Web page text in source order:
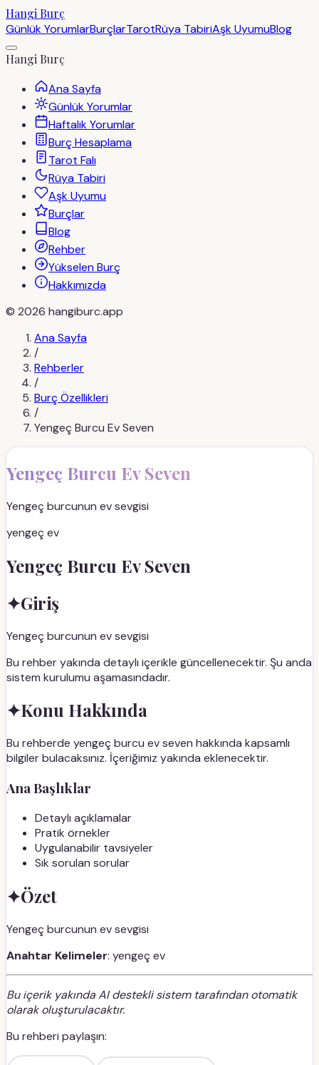
Hangi Burç
Günlük YorumlarBurçlarTarotRüya TabiriAşk UyumuBlog
Hangi Burç
Ana Sayfa
Günlük Yorumlar
Haftalık Yorumlar
Burç Hesaplama
Tarot Falı
Rüya Tabiri
Aşk Uyumu
Burçlar
Blog
Rehber
Yükselen Burç
Hakkımızda
© 2026 hangiburc.app
Ana Sayfa
/
Rehberler
/
Burç Özellikleri
/
Yengeç Burcu Ev Seven
Yengeç Burcu Ev Seven
Yengeç burcunun ev sevgisi
yengeç ev
Yengeç Burcu Ev Seven
✦Giriş
Yengeç burcunun ev sevgisi
Bu rehber yakında detaylı içerikle güncellenecektir. Şu anda
sistem kurulumu aşamasındadır.
✦Konu Hakkında
Bu rehberde yengeç burcu ev seven hakkında kapsamlı
bilgiler bulacaksınız. İçeriğimiz yakında eklenecektir.
Ana Başlıklar
Detaylı açıklamalar
Pratik örnekler
Uygulanabilir tavsiyeler
Sık sorulan sorular
✦Özet
Yengeç burcunun ev sevgisi
Anahtar Kelimeler: yengeç ev
Bu içerik yakında AI destekli sistem tarafından otomatik
olarak oluşturulacaktır.
Bu rehberi paylaşın: